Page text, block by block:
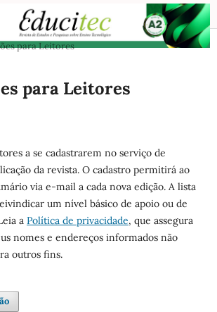
para Leitores
para Leitores
a se cadastrarem no serviço de
da revista. O cadastro permitirá ao
via e-mail a cada nova edição. A lista
um nível básico de apoio ou de
a Política de privacidade, que assegura
nomes e endereços informados não
outros fins.